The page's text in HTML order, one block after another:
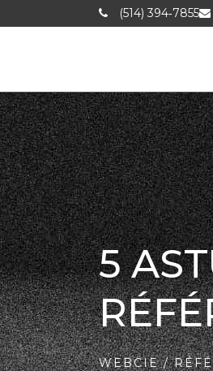
(514) 394‑7855
5
WEBCIE/